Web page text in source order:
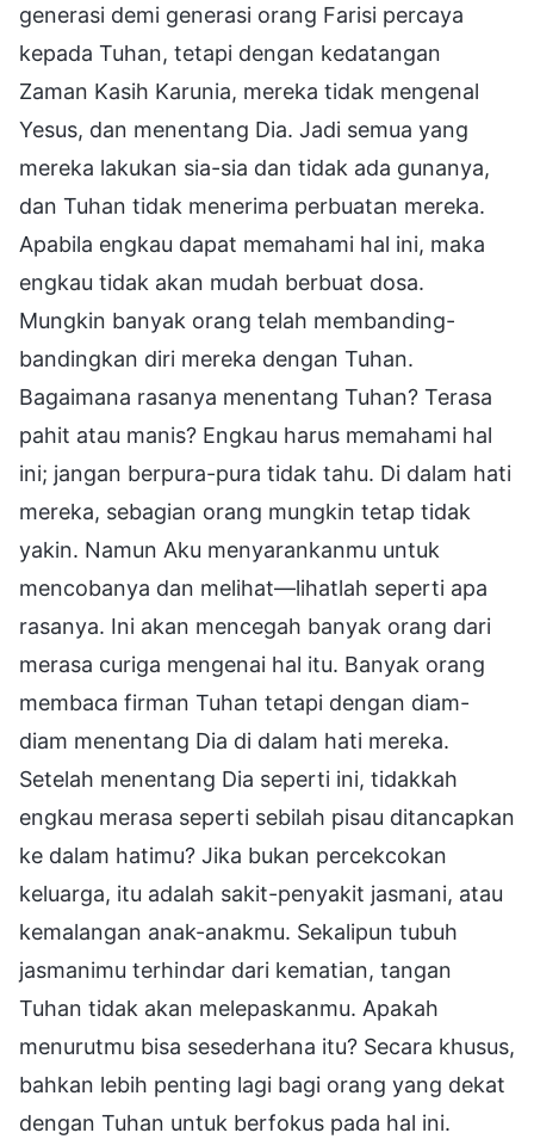
generasi demi generasi orang Farisi percaya
kepada Tuhan, tetapi dengan kedatangan
Zaman Kasih Karunia, mereka tidak mengenal
Yesus, dan menentang Dia. Jadi semua yang
mereka lakukan sia-sia dan tidak ada gunanya,
dan Tuhan tidak menerima perbuatan mereka.
Apabila engkau dapat memahami hal ini, maka
engkau tidak akan mudah berbuat dosa.
Mungkin banyak orang telah membanding-
bandingkan diri mereka dengan Tuhan.
Bagaimana rasanya menentang Tuhan? Terasa
pahit atau manis? Engkau harus memahami hal
ini; jangan berpura-pura tidak tahu. Di dalam hati
mereka, sebagian orang mungkin tetap tidak
yakin. Namun Aku menyarankanmu untuk
mencobanya dan melihat—lihatlah seperti apa
rasanya. Ini akan mencegah banyak orang dari
merasa curiga mengenai hal itu. Banyak orang
membaca firman Tuhan tetapi dengan diam-
diam menentang Dia di dalam hati mereka.
Setelah menentang Dia seperti ini, tidakkah
engkau merasa seperti sebilah pisau ditancapkan
ke dalam hatimu? Jika bukan percekcokan
keluarga, itu adalah sakit-penyakit jasmani, atau
kemalangan anak-anakmu. Sekalipun tubuh
jasmanimu terhindar dari kematian, tangan
Tuhan tidak akan melepaskanmu. Apakah
menurutmu bisa sesederhana itu? Secara khusus,
bahkan lebih penting lagi bagi orang yang dekat
dengan Tuhan untuk berfokus pada hal ini.